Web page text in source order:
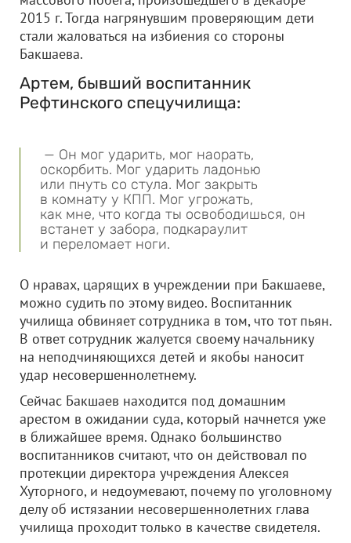
2015 г. Тогда нагрянувшим проверяющим дети
стали жаловаться на избиения со стороны
Бакшаева.
Артем, бывший воспитанник
Рефтинского спецучилища:
— Он мог ударить, мог наорать,
оскорбить. Мог ударить ладонью
или пнуть со стула. Мог закрыть
в комнату у КПП. Мог угрожать,
как мне, что когда ты освободишься, он
встанет у забора, подкараулит
и переломает ноги.
О нравах, царящих в учреждении при Бакшаеве,
можно судить по этому видео. Воспитанник
училища обвиняет сотрудника в том, что тот пьян.
В ответ сотрудник жалуется своему начальнику
на неподчиняющихся детей и якобы наносит
удар несовершеннолетнему.
Сейчас Бакшаев находится под домашним
арестом в ожидании суда, который начнется уже
в ближайшее время. Однако большинство
воспитанников считают, что он действовал по
протекции директора учреждения Алексея
Хуторного, и недоумевают, почему по уголовному
делу об истязании несовершеннолетних глава
училища проходит только в качестве свидетеля.